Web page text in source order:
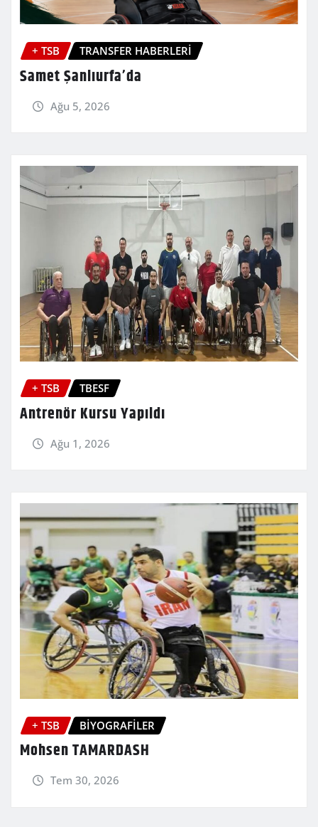
+ TSB TRANSFER HABERLERİ
Samet Şanlıurfa’da
Ağu 5, 2026
+ TSB TBESF
Antrenör Kursu Yapıldı
Ağu 1, 2026
+ TSB BİYOGRAFİLER
Mohsen TAMARDASH
Tem 30, 2026